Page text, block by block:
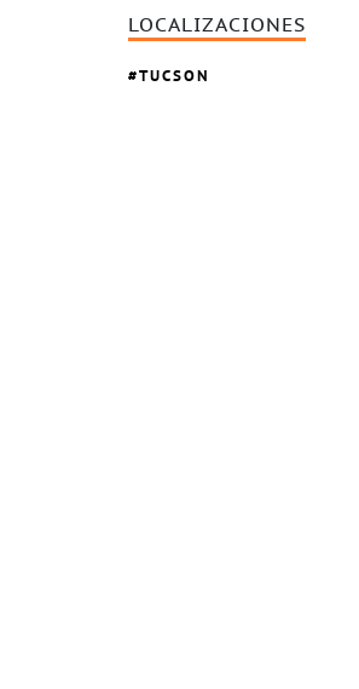
LOCALIZACIONES
TUCSON